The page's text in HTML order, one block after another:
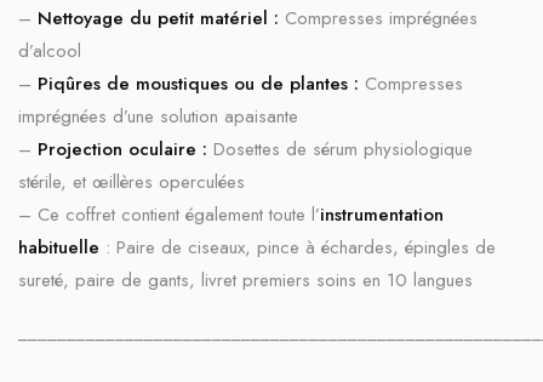
– Nettoyage du petit matériel : Compresses imprégnées
d’alcool
– Piqûres de moustiques ou de plantes : Compresses
imprégnées d’une solution apaisante
– Projection oculaire : Dosettes de sérum physiologique
stérile, et œillères operculées
– Ce coffret contient également toute l’instrumentation
habituelle : Paire de ciseaux, pince à échardes, épingles de
sureté, paire de gants, livret premiers soins en 10 langues